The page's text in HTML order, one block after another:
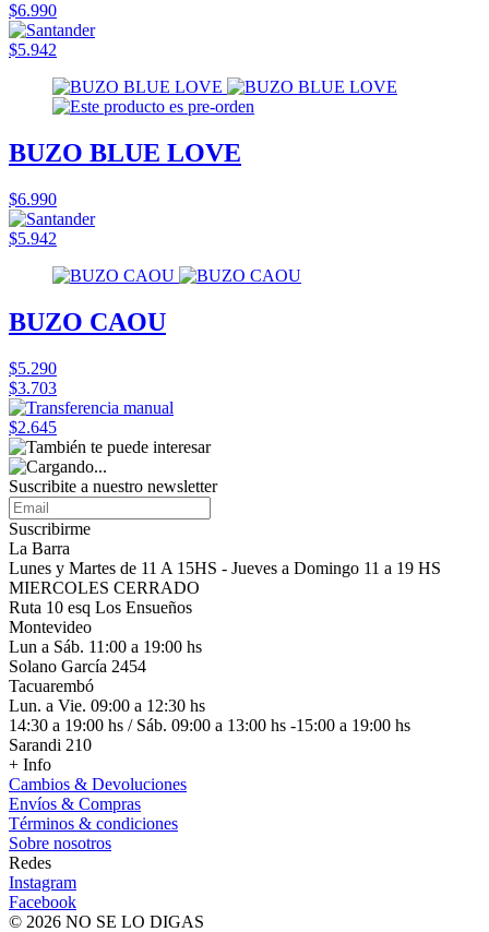
$6.990
$5.942
BUZO BLUE LOVE
$6.990
$5.942
BUZO CAOU
$5.290
$3.703
$2.645
Suscribite a nuestro newsletter
Suscribirme
La Barra
Lunes y Martes de 11 A 15HS - Jueves a Domingo 11 a 19 HS
MIERCOLES CERRADO
Ruta 10 esq Los Ensueños
Montevideo
Lun a Sáb. 11:00 a 19:00 hs
Solano García 2454
Tacuarembó
Lun. a Vie. 09:00 a 12:30 hs
14:30 a 19:00 hs / Sáb. 09:00 a 13:00 hs -15:00 a 19:00 hs
Sarandi 210
+ Info
Cambios & Devoluciones
Envíos & Compras
Términos & condiciones
Sobre nosotros
Redes
Instagram
Facebook
© 2026 NO SE LO DIGAS